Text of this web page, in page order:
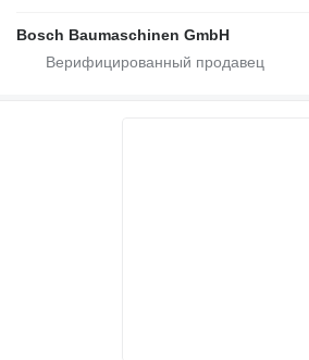
Bosch Baumaschinen GmbH